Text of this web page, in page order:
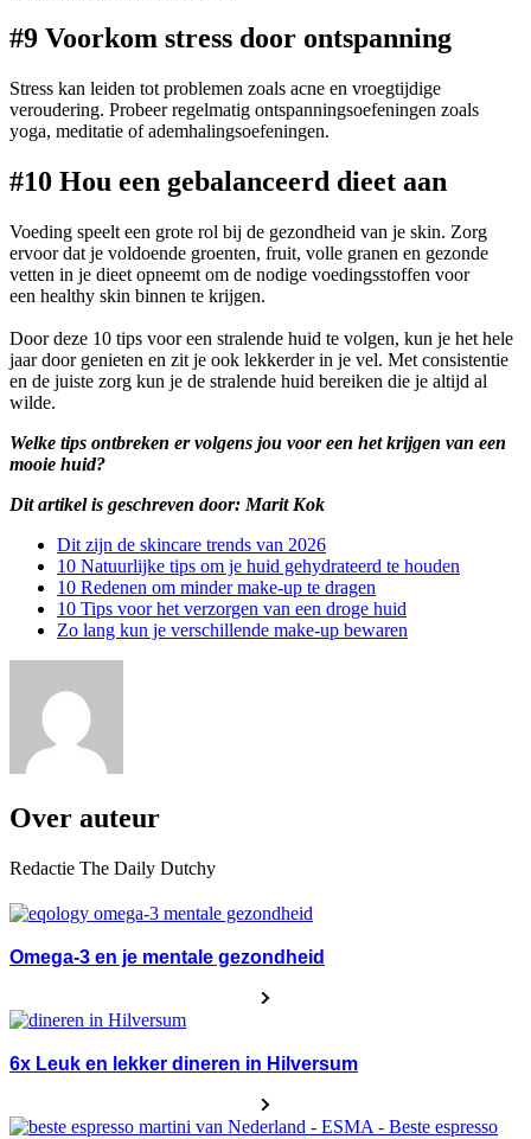
#9 Voorkom stress door ontspanning
Stress kan leiden tot problemen zoals acne en vroegtijdige
veroudering. Probeer regelmatig ontspanningsoefeningen zoals
yoga, meditatie of ademhalingsoefeningen.
#10 Hou een gebalanceerd dieet aan
Voeding speelt een grote rol bij de gezondheid van je skin. Zorg
ervoor dat je voldoende groenten, fruit, volle granen en gezonde
vetten in je dieet opneemt om de nodige voedingsstoffen voor
een healthy skin binnen te krijgen.
Door deze 10 tips voor een stralende huid te volgen, kun je het hele
jaar door genieten en zit je ook lekkerder in je vel. Met consistentie
en de juiste zorg kun je de stralende huid bereiken die je altijd al
wilde.
Welke tips ontbreken er volgens jou voor een het krijgen van een
mooie huid?
Dit artikel is geschreven door: Marit Kok
Dit zijn de skincare trends van 2026
10 Natuurlijke tips om je huid gehydrateerd te houden
10 Redenen om minder make-up te dragen
10 Tips voor het verzorgen van een droge huid
Zo lang kun je verschillende make-up bewaren
Over auteur
Redactie The Daily Dutchy
Omega-3 en je mentale gezondheid
6x Leuk en lekker dineren in Hilversum